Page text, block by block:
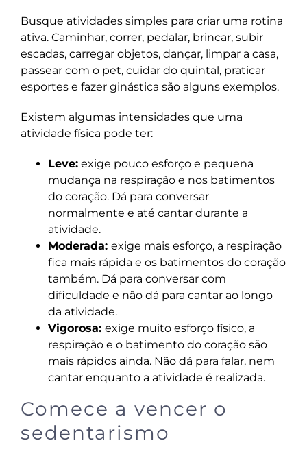
Busque atividades simples para criar uma rotina
ativa. Caminhar, correr, pedalar, brincar, subir
escadas, carregar objetos, dançar, limpar a casa,
passear com o pet, cuidar do quintal, praticar
esportes e fazer ginástica são alguns exemplos.
Existem algumas intensidades que uma
atividade física pode ter:
Leve:exige pouco esforço e pequena
mudança na respiração e nos batimentos
do coração. Dá para conversar
normalmente e até cantar durante a
atividade.
Moderada: exige mais esforço, a respiração
fica mais rápida e os batimentos do coração
também. Dá para conversar com
dificuldade e não dá para cantar ao longo
da atividade.
Vigorosa: exige muito esforço físico, a
respiração e o batimento do coração são
mais rápidos ainda. Não dá para falar, nem
cantar enquanto a atividade é realizada.
Comece a vencer o
sedentarismo